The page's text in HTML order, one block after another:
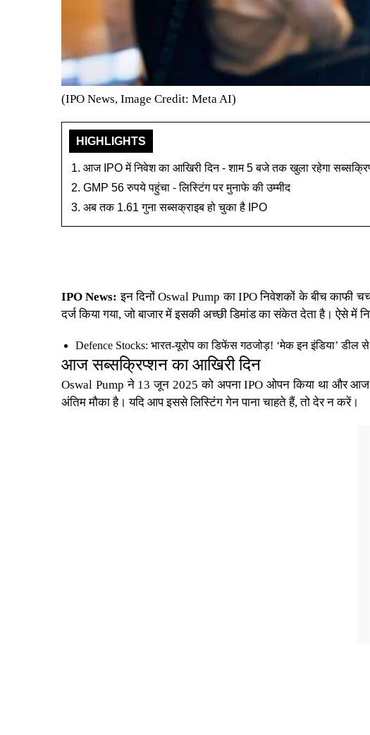
(IPO News, Image Credit: Meta AI)
HIGHLIGHTS
आज IPO में निवेश का आखिरी दिन - शाम 5 बजे तक खुला रहेगा
GMP 56 रुपये पहुंचा - लिस्टिंग पर मुनाफे की उम्मीद
अब तक 1.61 गुना सब्सक्राइब हो चुका है IPO
IPO News: इन दिनों Oswal Pump का IPO निवेशकों के बीच काफी
दर्ज किया गया, जो बाजार में इसकी अच्छी डिमांड का संकेत देता है। ऐसे में
Defence Stocks: भारत-यूरोप का डिफेंस गठजोड़! ‘मेक इन इंडिया’ डील
आज सब्सक्रिप्शन का आखिरी दिन
Oswal Pump ने 13 जून 2025 को अपना IPO ओपन किया था और आज
अंतिम मौका है। यदि आप इससे लिस्टिंग गेन पाना चाहते हैं, तो देर न करें।